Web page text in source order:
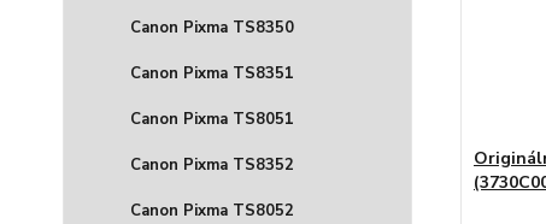
Canon Pixma TS8350
Canon Pixma TS8351
Canon Pixma TS8051
Canon Pixma TS8352
Canon Pixma TS8052